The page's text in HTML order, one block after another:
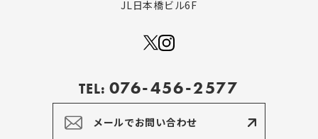
JL日本橋ビル6F
TEL: 076-456-2577
メールでお問い合わせ